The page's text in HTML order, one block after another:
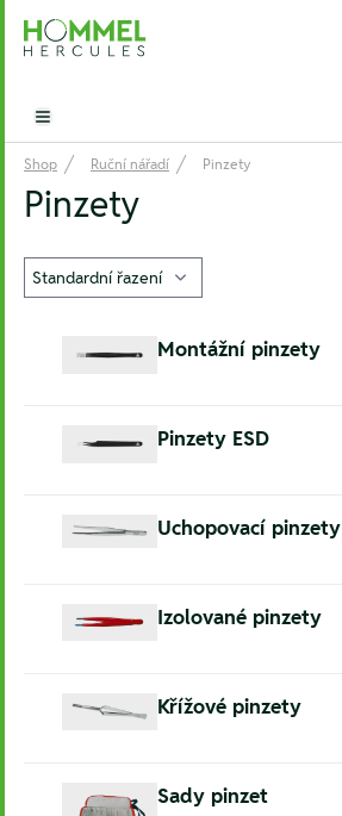
Hommel Hercules
Open main menu
Shop Ruční nářadí Pinzety
Pinzety
Montážní pinzety
Pinzety ESD
Uchopovací pinzety
Izolované pinzety
Křížové pinzety
Sady pinzet